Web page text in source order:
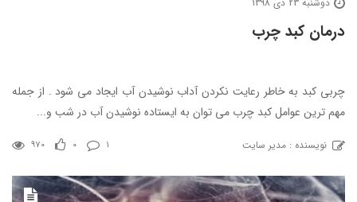
درمان کبد چرب
چربی کبد به خاطر رعایت نکردن آداب نوشیدن آب ایجاد می شود . از جمله
مهم ترین عوامل کبد چرب می توان به ایستاده نوشیدن آب در شب و...
نویسنده : مدیر سایت 970 0 1